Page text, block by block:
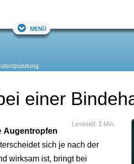
Menü
einer
Lesezeit: 3 Min.
Augentropfen
sich je nach der
wirksam ist, bringt bei